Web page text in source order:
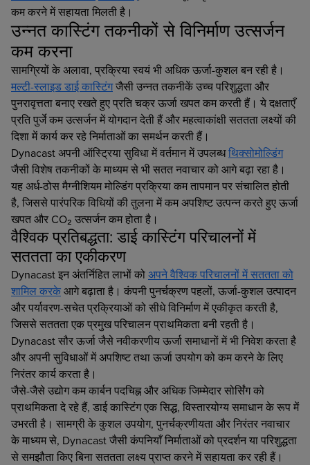
कम करने में सहायता मिलती है।
उन्नत कास्टिंग तकनीकों से विनिर्माण उत्सर्जन
कम करना
सामग्रियों के अलावा, प्रक्रिया स्वयं भी अधिक ऊर्जा-कुशल बन रही है।
मल्टी-स्लाइड डाई कास्टिंगजैसी उन्नत तकनीकें उच्च परिशुद्धता और
पुनरावृत्तता बनाए रखते हुए प्रति चक्र ऊर्जा खपत कम करती हैं। ये दक्षताएँ
प्रति पुर्जे कम उत्सर्जन में योगदान देती हैं और महत्वाकांक्षी सततता लक्ष्यों की
दिशा में कार्य कर रहे निर्माताओं का समर्थन करती हैं।
Dynacast अपनी ऑस्ट्रिया सुविधा में वर्तमान में उपलब्धथिक्सोमोल्डिंग
जैसी विशेष तकनीकों के माध्यम से भी सतत नवाचार को आगे बढ़ा रहा है।
यह अर्ध-ठोस मैग्नीशियम मोल्डिंग प्रक्रिया कम तापमान पर संचालित होती
है, जिससे पारंपरिक विधियों की तुलना में कम अपशिष्ट उत्पन्न करते हुए ऊर्जा
खपत और CO₂ उत्सर्जन कम होता है।
वैश्विक प्रतिबद्धता: डाई कास्टिंग परिचालनों में
सततता का एकीकरण
Dynacast इन अंतर्निहित लाभों कोअपने वैश्विक परिचालनों में सततता को
शामिल करकेआगे बढ़ाता है। कंपनी पुनर्चक्रण पहलों, ऊर्जा-कुशल उत्पादन
और पर्यावरण-सचेत प्रक्रियाओं को सीधे विनिर्माण में एकीकृत करती है,
जिससे सततता एक प्रमुख परिचालन प्राथमिकता बनी रहती है।
Dynacast सौर ऊर्जा जैसे नवीकरणीय ऊर्जा समाधानों में भी निवेश करता है
और अपनी सुविधाओं में अपशिष्ट तथा ऊर्जा उपयोग को कम करने के लिए
निरंतर कार्य करता है।
जैसे-जैसे उद्योग कम कार्बन पदचिह्न और अधिक जिम्मेदार सोर्सिंग को
प्राथमिकता दे रहे हैं, डाई कास्टिंग एक सिद्ध, विस्तारयोग्य समाधान के रूप में
उभरती है। सामग्री के कुशल उपयोग, पुनर्चक्रणीयता और निरंतर नवाचार
के माध्यम से, Dynacast जैसी कंपनियाँ निर्माताओं को प्रदर्शन या परिशुद्धता
से समझौता किए बिना सततता लक्ष्य प्राप्त करने में सहायता कर रही हैं।